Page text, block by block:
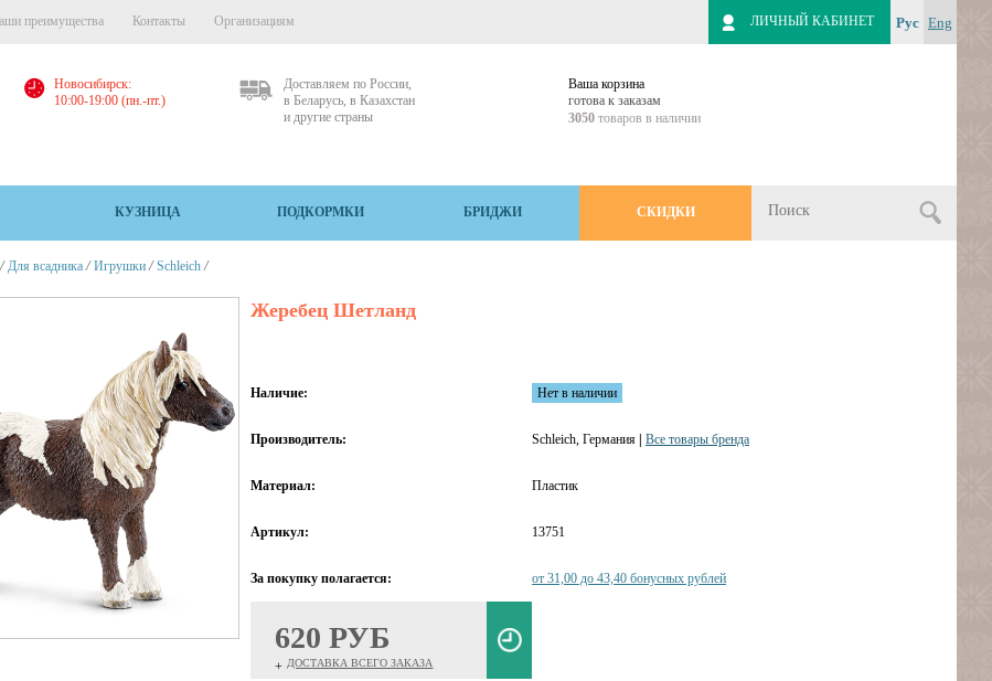
преимущества Контакты Организациям Рус Eng
ЛИЧНЫЙ КАБИНЕТ
Новосибирск:
10:00-19:00 (пн.-пт.)
Доставляем по России,
в Беларусь, в Казахстан
и другие страны
Ваша корзина
готова к заказам
3050 товаров в наличии
КУЗНИЦА ПОДКОРМКИ БРИДЖИ СКИДКИ
/ Для всадника / Игрушки / Schleich /
Жеребец Шетланд
Наличие: Нет в наличии
Производитель: Schleich, Германия| Все товары бренда
Материал: Пластик
Артикул: 13751
За покупку полагается: от 31,00 до 43,40 бонусных рублей
620 РУБ
+ ДОСТАВКА ВСЕГО ЗАКАЗА